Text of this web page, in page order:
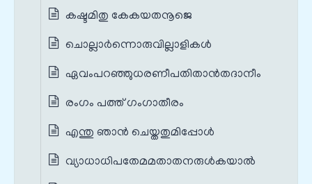
കഷ്ടമിതു കേകയതനൂജെ
ചൊല്ലാര്‍ന്നൊരുവില്ലാളികള്‍
ഏവംപറഞ്ഞുധരണീപതിതാന്‍തദാനീം
രംഗം പത്ത് ഗംഗാതീരം
എന്തു ഞാന്‍ ചെയ്തതുമിപ്പോള്‍
വ്യാധാധിപതേമമതാതനരുള്‍കയാല്‍